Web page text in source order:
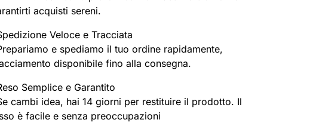
acquisti sereni.
Veloce e Tracciata
e spediamo il tuo ordine rapidamente,
disponibile fino alla consegna.
Semplice e Garantito
cambi idea, hai 14 giorni per restituire il prodotto. Il
è facile e senza preoccupazioni